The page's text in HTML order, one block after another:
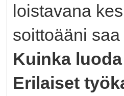
loistavana
soittoääni
Kuinka
Erilaiset